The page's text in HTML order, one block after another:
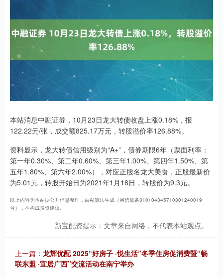
本站消息中融证券，10月23日龙大转债收盘上涨0.18%，报
122.22元/张，成交额825.17万元，转股溢价率126.88%。
资料显示，龙大转债信用级别为“A+”，债券期限6年（票面利率：
第一年0.30%、第二年0.60%、第三年1.00%、第四年1.50%、第
五年1.80%、第六年2.00%），对应正股名龙大美食，正股最新价
为5.01元，转股开始日为2021年1月18日，转股价为9.3元。
以上内容为本站据公开信息整理，由AI算法生成（网信算备310104345710301240019
号），不构成投资建议。
新宝配资提示：文章来自网络，不代表本站观点。
上一篇： 龙辉优配 2025“好房子 ·悦生活”冬季住房促消费暨“畅
联东盟 ·宜居广西”交流活动在南宁举办